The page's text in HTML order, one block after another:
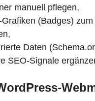
manuell pflegen,
(Badges) zum
Daten
SEO-Signale